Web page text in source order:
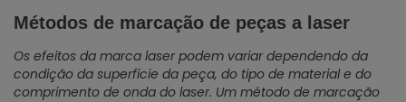
Métodos de marcação de peças a laser
Os efeitos da marca laser podem variar dependendo da
condição da superfície da peça, do tipo de material e do
comprimento de onda do laser. Um método de marcação